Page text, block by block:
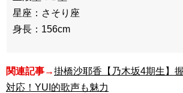
星座：さそり座
身長：156cm
関連記事→掛橋沙耶香【乃木坂4期生】
対応！YUI的歌声も魅力